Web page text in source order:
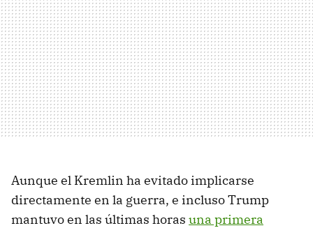
Aunque el Kremlin ha evitado implicarse
directamente en la guerra, e incluso Trump
mantuvo en las últimas horas una primera